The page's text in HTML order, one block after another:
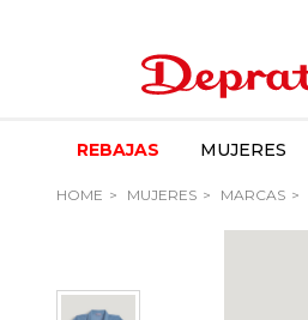
REBAJAS MUJERES
HOME MUJERES MARCAS